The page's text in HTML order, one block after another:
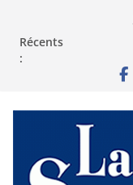
Récents
: